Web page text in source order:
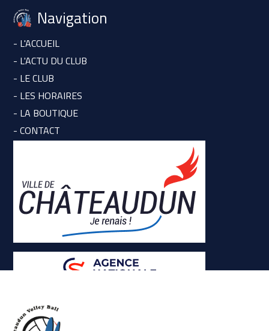
Navigation
- L'ACCUEIL
- L'ACTU DU CLUB
- LE CLUB
- LES HORAIRES
- LA BOUTIQUE
- CONTACT
CGU